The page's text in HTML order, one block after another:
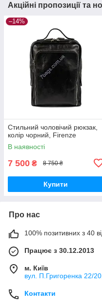
Акційні пропозиції та
–14%
Стильний чоловічий рюкзак,
колір чорний, Firenze
В наявності
7 500 ₴ 8 750 ₴
Купити
Про нас
100% позитивних з 40
Працює з 30.12.2013
м. Київ
вул. П.Григоренка 22/
Контакти